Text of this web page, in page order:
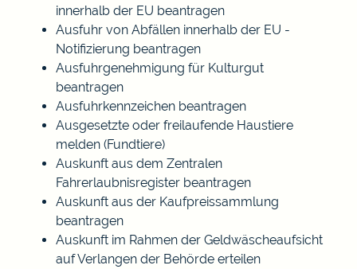
innerhalb der EU beantragen
Ausfuhr von Abfällen innerhalb der EU -
Notifizierung beantragen
Ausfuhrgenehmigung für Kulturgut
beantragen
Ausfuhrkennzeichen beantragen
Ausgesetzte oder freilaufende Haustiere
melden (Fundtiere)
Auskunft aus dem Zentralen
Fahrerlaubnisregister beantragen
Auskunft aus der Kaufpreissammlung
beantragen
Auskunft im Rahmen der Geldwäscheaufsicht
auf Verlangen der Behörde erteilen